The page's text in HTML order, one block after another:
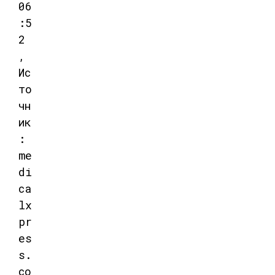
06
:5
2
,
Ис
то
чн
ик
:
me
di
ca
lx
pr
es
s.
co